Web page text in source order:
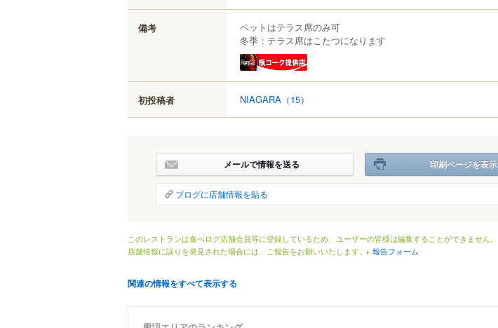
備考
ペットはテラス席のみ可
冬季：テラス席はこたつになります
初投稿者 NIAGARA （15）
メールで情報を送る 印刷ページを表示
ブログに店舗情報を貼る
このレストランは食べログ店舗会員等に登録しているため、ユーザーの皆様は編集することができません。
店舗情報に誤りを発見された場合には、ご報告をお願いいたします。
報告フォーム
関連の情報をすべて表示する